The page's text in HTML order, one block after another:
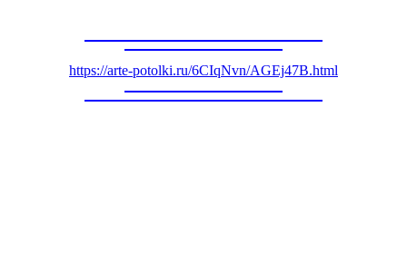
https://arte-potolki.ru/6CIqNvn/AGEj47B.html